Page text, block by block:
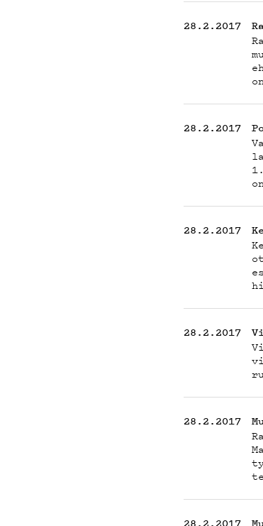
28.2.2017
28.2.2017
28.2.2017
28.2.2017
28.2.2017